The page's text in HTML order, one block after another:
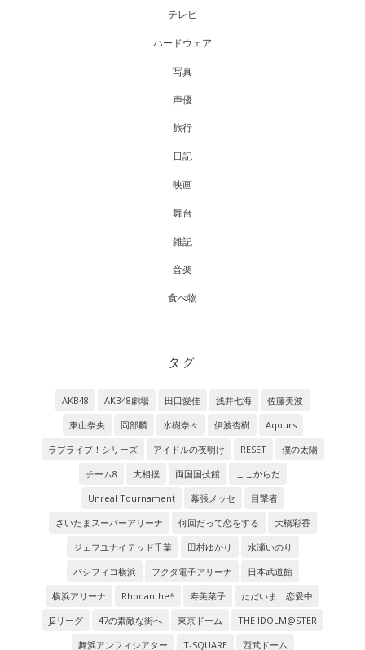
テレビ
ハードウェア
写真
声優
旅行
日記
映画
舞台
雑記
音楽
食べ物
タグ
AKB48 AKB48劇場 田口愛佳 浅井七海
佐藤美波
東山奈央
岡部麟 水樹奈々 伊波杏樹
Aqours
ラブライブ！シリーズ
アイドルの夜明け RESET
僕の太陽
チーム8
大相撲 両国国技館
ここからだ
Unreal Tournament
幕張メッセ
目撃者
さいたまスーパーアリーナ
何回だって恋をする
大橋彩香
ジェフユナイテッド千葉
田村ゆかり
水瀬いのり
パシフィコ横浜
フクダ電子アリーナ
日本武道館
横浜アリーナ
Rhodanthe* 寿美菜子
ただいま 恋愛中
J2リーグ
47の素敵な街へ 東京ドーム
THE IDOLM@STER
舞浜アンフィシアター
T-SQUARE 西武ドーム